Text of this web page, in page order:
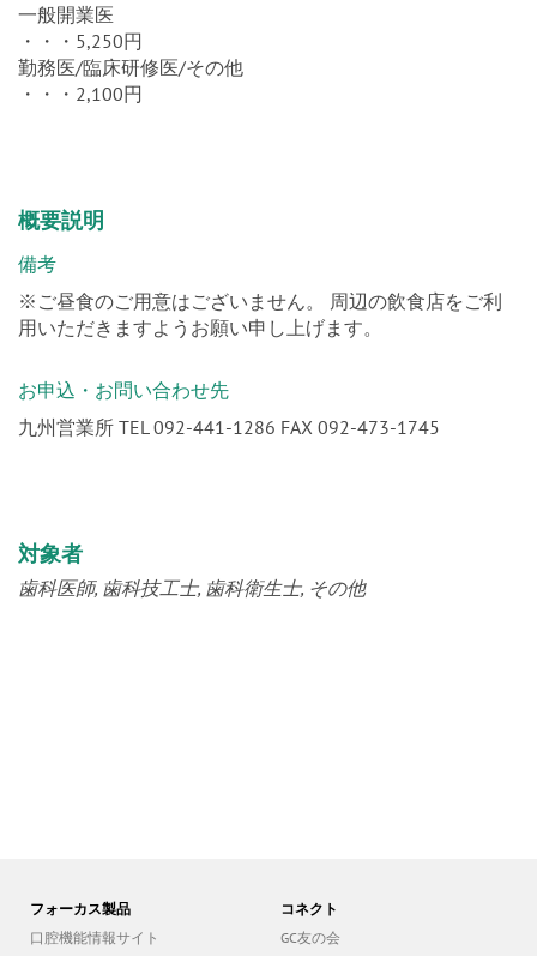
一般開業医
・・・5,250円
勤務医/臨床研修医/その他
・・・2,100円
概要説明
備考
※ご昼食のご用意はございません。 周辺の飲食店をご利
用いただきますようお願い申し上げます。
お申込・お問い合わせ先
九州営業所 TEL 092-441-1286 FAX 092-473-1745
対象者
歯科医師 歯科技工士 歯科衛生士 その他
フォーカス製品
口腔機能情報サイト
コネクト
GC友の会